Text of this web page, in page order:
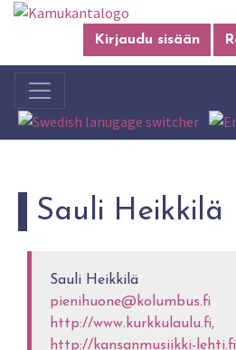
Kirjaudu sisään
Sauli Heikkilä
Sauli Heikkilä
pienihuone@kolumbus.fi
http://www.kurkkulaulu.fi,
http://kansanmusiikki-lehti.fi